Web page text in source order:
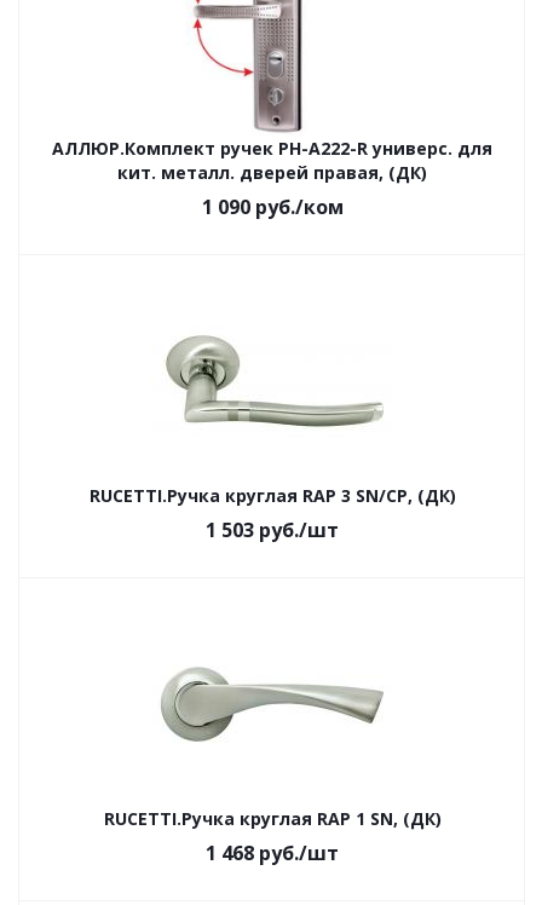
АЛЛЮР.Комплект ручек РН-А222-R универс. для
кит. металл. дверей правая, (ДК)
1 090руб./ком
RUCETTI.Ручка круглая RAP 3 SN/CP, (ДК)
1 503 руб./шт
RUCETTI.Ручка круглая RAP 1 SN, (ДК)
1 468 руб./шт